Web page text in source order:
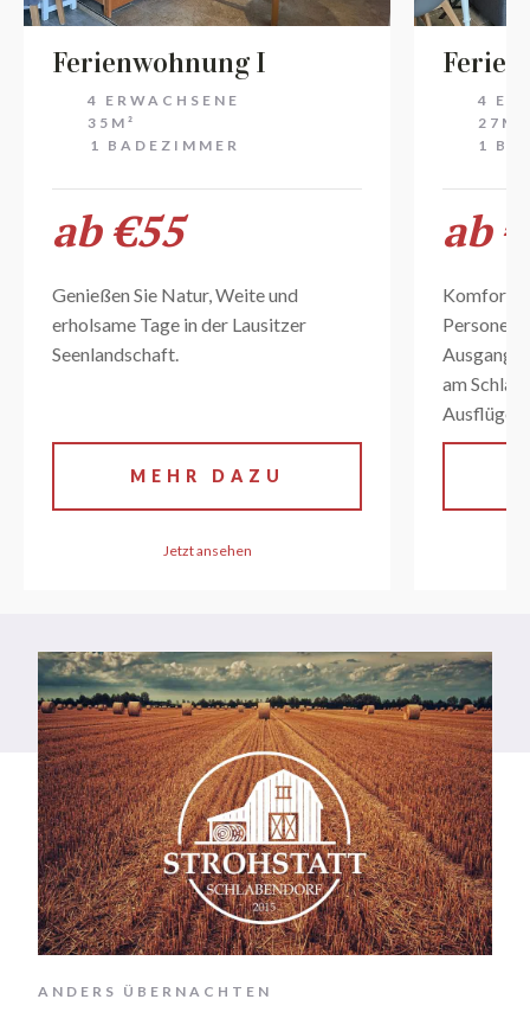
Ferienwohnung I
4 ERWACHSENE
35M²
1 BADEZIMMER
ab €55
Genießen Sie Natur, Weite und
erholsame Tage in der Lausitzer
Seenlandschaft.
MEHR DAZU
Jetzt ansehen
4
27M²
1
ab
am
Ausflüge
ANDERS ÜBERNACHTEN